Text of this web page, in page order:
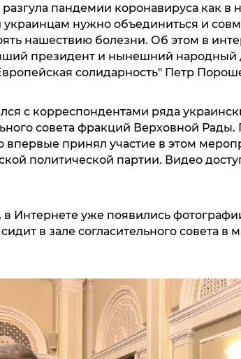
пандемии коронавируса как в
украинцам нужно объединиться и
нашествию болезни. Об этом в
президент и нынешний народный
солидарность" Петр
с корреспондентами ряда
совета фракций Верховной Рады.
принял участие в этом
политической партии. Видео
в Интернете уже появились
в зале согласительного совета в